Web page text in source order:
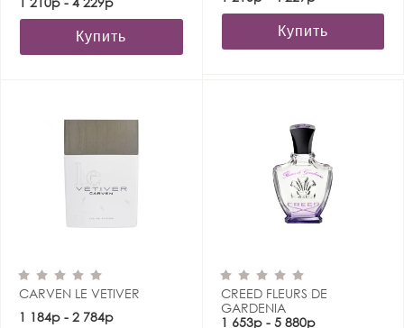
Купить Купить
CARVEN LE VETIVER
1 184р - 2 784р
CREED FLEURS DE
GARDENIA
1 653р - 5 880р